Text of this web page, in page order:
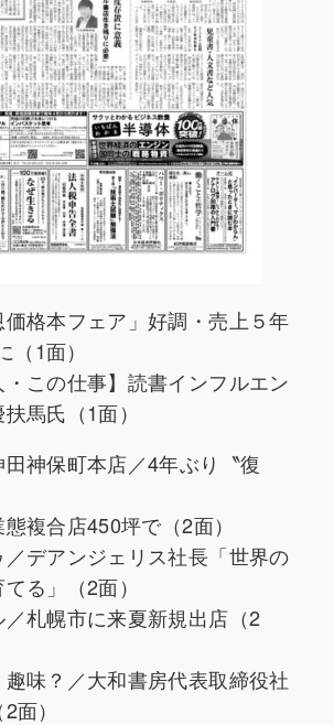
格本フェア」好調・売上５年
（1面）
この仕事】読書インフルエン
馬氏（1面）
神保町本店／4年ぶり〝復
複合店450坪で（2面）
／デアンジェリス社長「世界の
る」（2面）
／札幌市に来夏新規出店（2
味？／大和書房代表取締役社
面）